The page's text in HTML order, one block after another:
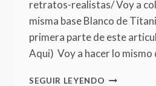
retratos-realistas/ Voy a
misma base Blanco de
primera parte de este
Aqui) Voy a hacer lo mismo
SEGUIR LEYENDO COMO